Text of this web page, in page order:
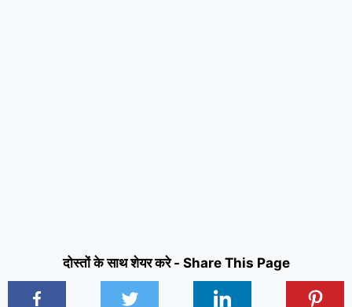
दोस्तों के साथ शेयर करे - Share This Page